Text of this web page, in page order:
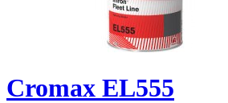
Cromax EL555